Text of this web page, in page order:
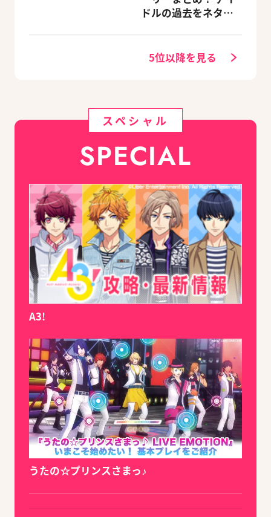
ドルの過去をネタバ
5位以降を見る
スペシャル
SPECIAL
A3!
うたの☆プリンスさまっ♪